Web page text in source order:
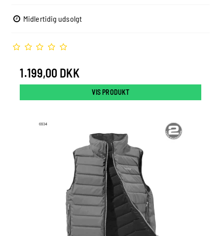
Midlertidig udsolgt
1.199,00 DKK
VIS PRODUKT